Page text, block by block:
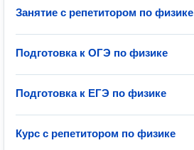
Занятие с репетитором по физике
Подготовка к ОГЭ по физике
Подготовка к ЕГЭ по физике
Курс с репетитором по физике